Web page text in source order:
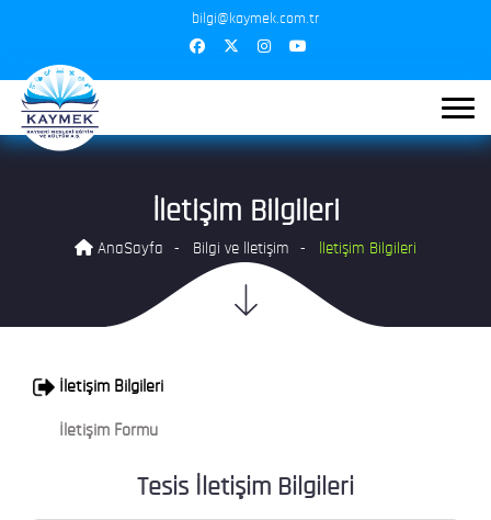
bilgi@kaymek.com.tr
İletişim Bilgileri
AnaSayfa Bilgi ve İletişim İletişim Bilgileri
İletişim Bilgileri
İletişim Formu
Tesis İletişim Bilgileri